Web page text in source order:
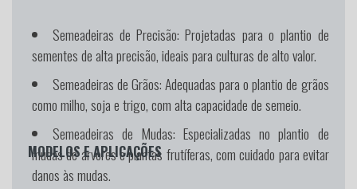
Semeadeiras de Precisão: Projetadas para o plantio de
sementes de alta precisão, ideais para culturas de alto valor.
Semeadeiras de Grãos:Adequadas para o plantio de grãos
como milho, soja e trigo, com alta capacidade de semeio.
Semeadeiras de Mudas: Especializadas no plantio de
mudas de árvores e plantas frutíferas, com cuidado para evitar
danos às mudas.
MODELOS E APLICAÇÕES